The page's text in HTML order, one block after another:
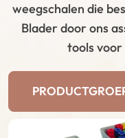
weegschalen die
Blader door ons
tools